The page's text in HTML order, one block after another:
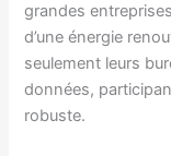
grandes
d’une énergie
seulement leurs
données,
robuste.